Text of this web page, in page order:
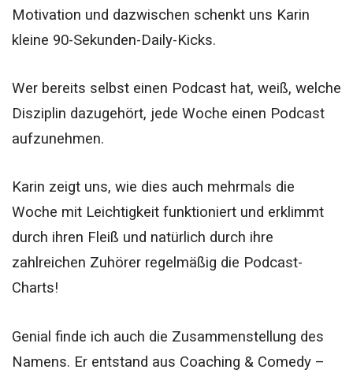
Motivation und dazwischen schenkt uns Karin
kleine 90-Sekunden-Daily-Kicks.
Wer bereits selbst einen Podcast hat, weiß, welche
Disziplin dazugehört, jede Woche einen Podcast
aufzunehmen.
Karin zeigt uns, wie dies auch mehrmals die
Woche mit Leichtigkeit funktioniert und erklimmt
durch ihren Fleiß und natürlich durch ihre
zahlreichen Zuhörer regelmäßig die Podcast-
Charts!
Genial finde ich auch die Zusammenstellung des
Namens. Er entstand aus Coaching & Comedy –